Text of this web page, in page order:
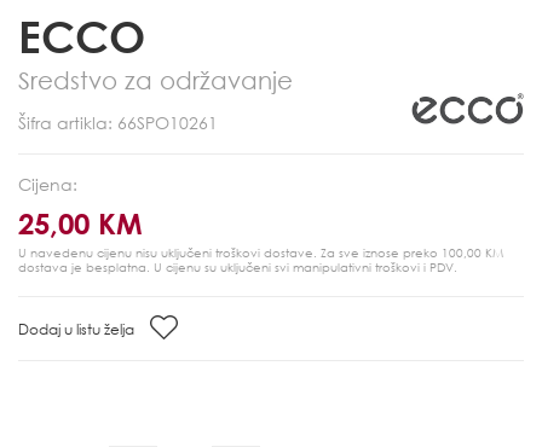
ECCO
Sredstvo za održavanje
Šifra artikla: 66SPO10261
Cijena:
25,00 KM
U navedenu cijenu nisu uključeni troškovi dostave. Za sve iznose preko 100,00 KM
dostava je besplatna. U cijenu su uključeni svi manipulativni troškovi i PDV.
Dodaj u listu želja